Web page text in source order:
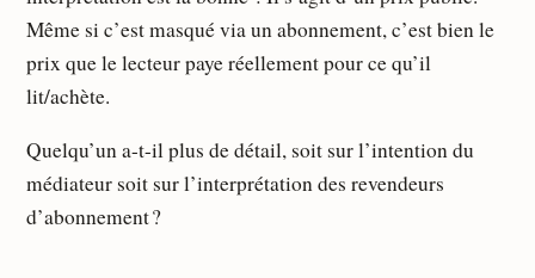
Même si c’est masqué via un abonnement, c’est bien le
prix que le lecteur paye réellement pour ce qu’il
lit/achète.
Quelqu’un a-t-il plus de détail, soit sur l’intention du
médiateur soit sur l’interprétation des revendeurs
d’abonnement ?